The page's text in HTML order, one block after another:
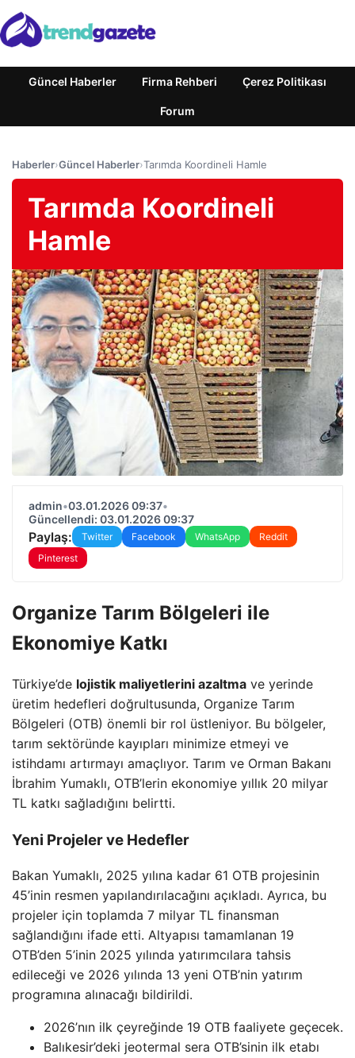
Güncel Haberler Firma Rehberi Çerez Politikası
Forum
Haberler›Güncel Haberler›Tarımda Koordineli Hamle
Tarımda Koordineli
Hamle
admin•03.01.2026 09:37•
Güncellendi: 03.01.2026 09:37
Paylaş: Twitter Facebook WhatsApp
Reddit
Pinterest
Organize Tarım Bölgeleri ile
Ekonomiye Katkı
Türkiye’de lojistik maliyetlerini azaltma ve yerinde
üretim hedefleri doğrultusunda, Organize Tarım
Bölgeleri (OTB) önemli bir rol üstleniyor. Bu bölgeler,
tarım sektöründe kayıpları minimize etmeyi ve
istihdamı artırmayı amaçlıyor. Tarım ve Orman Bakanı
İbrahim Yumaklı, OTB’lerin ekonomiye yıllık 20 milyar
TL katkı sağladığını belirtti.
Yeni Projeler ve Hedefler
Bakan Yumaklı, 2025 yılına kadar 61 OTB projesinin
45’inin resmen yapılandırılacağını açıkladı. Ayrıca, bu
projeler için toplamda 7 milyar TL finansman
sağlandığını ifade etti. Altyapısı tamamlanan 19
OTB’den 5’inin 2025 yılında yatırımcılara tahsis
edileceği ve 2026 yılında 13 yeni OTB’nin yatırım
programına alınacağı bildirildi.
2026’nın ilk çeyreğinde 19 OTB faaliyete geçecek.
Balıkesir’deki jeotermal sera OTB’sinin ilk etabı